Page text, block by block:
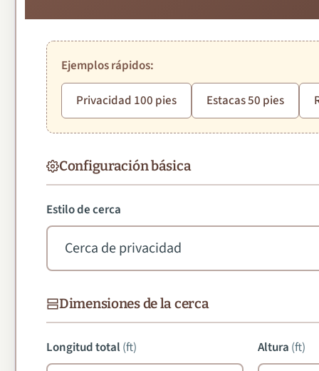
Ejemplos rápidos:
Privacidad 100 pies Estacas 50 pies
Configuración básica
Estilo de cerca
Dimensiones de la cerca
Longitud total (ft) Altura (ft)